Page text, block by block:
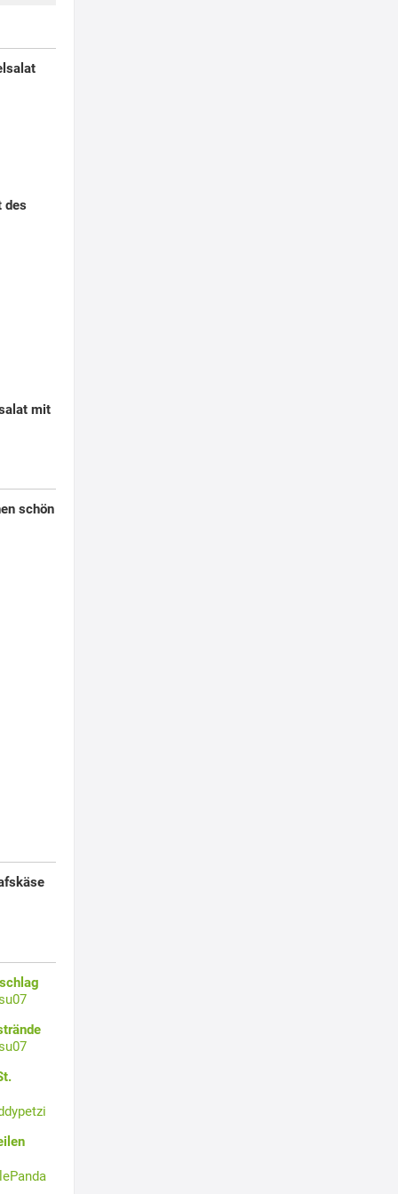
des
mit
schön